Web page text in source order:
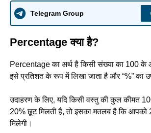
Telegram Group
Percentage क्या है?
Percentage का अर्थ है किसी संख्या का 100
इसे प्रतिशत के रूप में लिखा जाता है और “%” का
उदाहरण के लिए, यदि किसी वस्तु की कुल कीमत
20% छूट मिलती है, तो इसका मतलब है कि आपको
मिलेगी।